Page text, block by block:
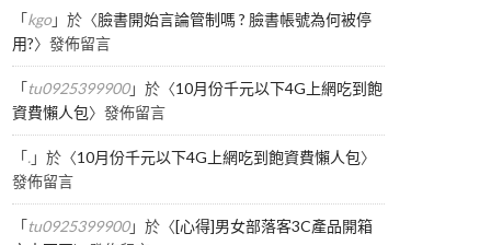
「kgo」於〈臉書開始言論管制嗎 ? 臉書帳號為何被停
用?〉發佈留言
「tu0925399900」於〈10月份千元以下4G上網吃到飽
資費懶人包〉發佈留言
「.」於〈10月份千元以下4G上網吃到飽資費懶人包〉
發佈留言
「tu0925399900」於〈[心得]男女部落客3C產品開箱